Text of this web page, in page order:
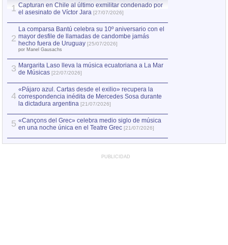
1 Capturan en Chile al último exmilitar condenado por
el asesinato de Víctor Jara [27/07/2026]
2
La comparsa Bantú celebra su 10º aniversario con el
mayor desfile de llamadas de candombe jamás
hecho fuera de Uruguay [25/07/2026]
por Manel Gausachs
3 Margarita Laso lleva la música ecuatoriana a La Mar
de Músicas [22/07/2026]
4
«Pájaro azul. Cartas desde el exilio» recupera la
correspondencia inédita de Mercedes Sosa durante
la dictadura argentina [21/07/2026]
5 «Cançons del Grec» celebra medio siglo de música
en una noche única en el Teatre Grec [21/07/2026]
PUBLICIDAD